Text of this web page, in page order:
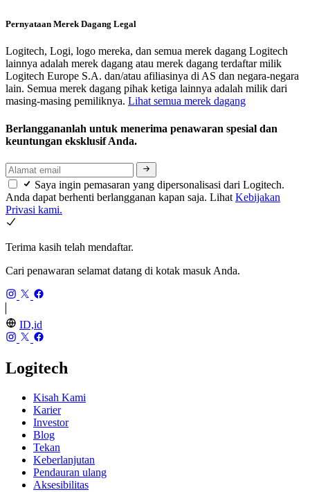
Pernyataan Merek Dagang Legal
Logitech, Logi, logo mereka, dan semua merek dagang Logitech
lainnya adalah merek dagang atau merek dagang terdaftar milik
Logitech Europe S.A. dan/atau afiliasinya di AS dan negara-negara
lain. Semua merek dagang pihak ketiga lainnya adalah milik dari
masing-masing pemiliknya. Lihat semua merek dagang
Berlanggananlah untuk menerima penawaran spesial dan
keuntungan eksklusif Anda.
Saya ingin pemasaran yang dipersonalisasi dari Logitech.
Anda dapat berhenti berlangganan kapan saja. Lihat Kebijakan
Privasi kami.
Terima kasih telah mendaftar.
Cari penawaran selamat datang di kotak masuk Anda.
ID,id
Logitech
Kisah Kami
Karier
Investor
Blog
Tekan
Keberlanjutan
Pendauran ulang
Aksesibilitas